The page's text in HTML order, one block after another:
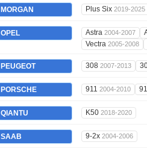
MORGAN Plus Six 2019-2025
OPEL Astra 2004-2007
Vectra 2005-2008
PEUGEOT 308 2007-2013
PORSCHE 911 2004-2010
QIANTU K50 2018-2020
SAAB 9-2x 2004-2006